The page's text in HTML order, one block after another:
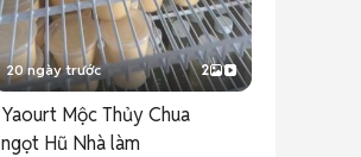
20 ngày trước 2
Yaourt Mộc Thủy Chua
ngọt Hũ Nhà làm